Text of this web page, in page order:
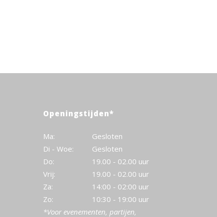
Openingstijden*
Ma:
Gesloten
Di - Woe:
Gesloten
Do:
19.00 - 02.00 uur
Vrij:
19.00 - 02.00 uur
Za:
14:00 - 02:00 uur
Zo:
10:30 - 19:00 uur
*Voor evenementen, partijen,